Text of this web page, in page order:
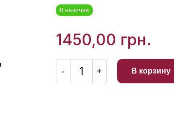
Оценка
0
из
В наличии
1450,00 грн.
-
Количество
товара
Доводчик
дверной
+ В корзину